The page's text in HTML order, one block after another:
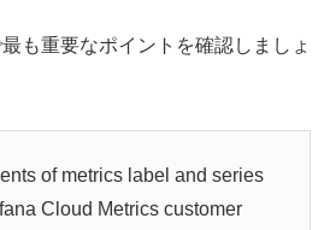
も重要なポイントを確認しましょ
of metrics label and series
Cloud Metrics customer